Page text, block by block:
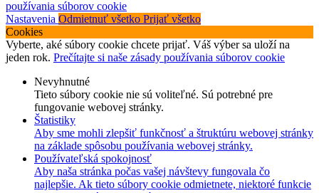
používania súborov cookie
Nastavenia Odmietnuť všetko Prijať všetko
Cookies
Vyberte, aké súbory cookie chcete prijať. Váš výber sa uloží na
jeden rok. Prečítajte si naše zásady používania súborov cookie
Nevyhnutné
Tieto súbory cookie nie sú voliteľné. Sú potrebné pre
fungovanie webovej stránky.
Štatistiky
Aby sme mohli zlepšiť funkčnosť a štruktúru webovej stránky
na základe spôsobu používania webovej stránky.
Používateľská spokojnosť
Aby naša stránka počas vašej návštevy fungovala čo
najlepšie. Ak tieto súbory cookie odmietnete, niektoré funkcie